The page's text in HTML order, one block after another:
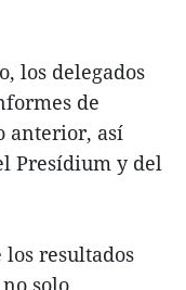
los delegados
de
anterior, así
Presídium y del
resultados
solo